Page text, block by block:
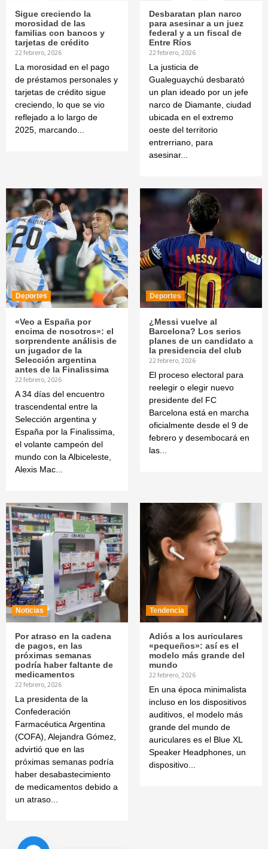
Sigue creciendo la
morosidad de las
familias con bancos y
tarjetas de crédito
22 febrero, 2026
La morosidad en el pago
de préstamos personales y
tarjetas de crédito sigue
creciendo, lo que se vio
reflejado a lo largo de
2025, marcando...
Desbaratan plan narco
para asesinar a un juez
federal y a un fiscal de
Entre Ríos
22 febrero, 2026
La justicia de
Gualeguaychú desbarató
un plan ideado por un jefe
narco de Diamante, ciudad
ubicada en el extremo
oeste del territorio
entrerriano, para
asesinar...
Deportes
«Veo a España por
encima de nosotros»: el
sorprendente análisis de
un jugador de la
Selección argentina
antes de la Finalissima
22 febrero, 2026
A 34 días del encuentro
trascendental entre la
Selección argentina y
España por la Finalissima,
el volante campeón del
mundo con la Albiceleste,
Alexis Mac...
Deportes
¿Messi vuelve al
Barcelona? Los serios
planes de un candidato a
la presidencia del club
22 febrero, 2026
El proceso electoral para
reelegir o elegir nuevo
presidente del FC
Barcelona está en marcha
oficialmente desde el 9 de
febrero y desembocará en
las...
Noticias
Por atraso en la cadena
de pagos, en las
próximas semanas
podría haber faltante de
medicamentos
22 febrero, 2026
La presidenta de la
Confederación
Farmacéutica Argentina
(COFA), Alejandra Gómez,
advirtió que en las
próximas semanas podría
haber desabastecimiento
de medicamentos debido a
un atraso...
Tendencia
Adiós a los auriculares
«pequeños»: así es el
modelo más grande del
mundo
22 febrero, 2026
En una época minimalista
incluso en los dispositivos
auditivos, el modelo más
grande del mundo de
auriculares es el Blue XL
Speaker Headphones, un
dispositivo...